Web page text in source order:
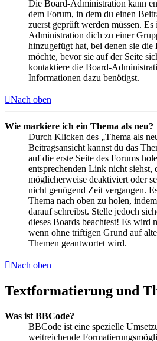
Die Board-Administration kann
dem Forum, in dem du einen
zuerst geprüft werden müssen.
Administration dich zu einer
hinzugefügt hat, bei denen sie die
möchte, bevor sie auf der Seite
kontaktiere die Board-
Informationen dazu benötigst.
Nach oben
Wie markiere ich ein Thema als neu?
Durch Klicken des „Thema als
Beitragsansicht kannst du das
auf die erste Seite des Forums
entsprechenden Link nicht siehst,
möglicherweise deaktiviert oder
nicht genügend Zeit vergangen.
Thema nach oben zu holen,
darauf schreibst. Stelle jedoch
dieses Boards beachtest! Es wird
wenn ohne triftigen Grund auf
Themen geantwortet wird.
Nach oben
Textformatierung und
Was ist BBCode?
BBCode ist eine spezielle
weitreichende